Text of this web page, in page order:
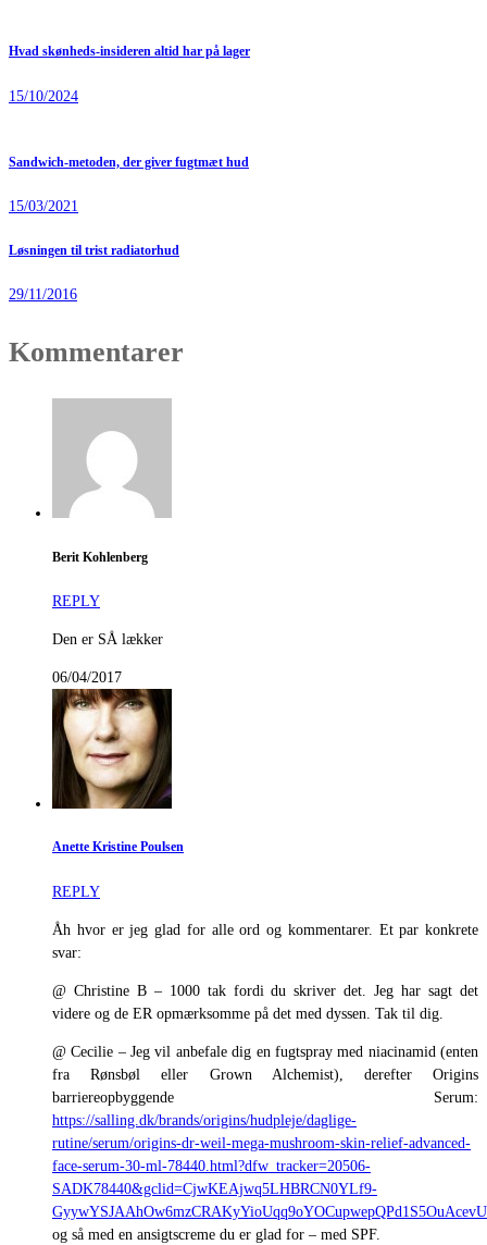
Hvad skønheds-insideren altid har på lager
15/10/2024
Sandwich-metoden, der giver fugtmæt hud
15/03/2021
Løsningen til trist radiatorhud
29/11/2016
Kommentarer
Berit Kohlenberg
REPLY
Den er SÅ lækker
06/04/2017
Anette Kristine Poulsen
REPLY
Åh hvor er jeg glad for alle ord og kommentarer. Et par konkrete
svar:
@ Christine B – 1000 tak fordi du skriver det. Jeg har sagt det
videre og de ER opmærksomme på det med dyssen. Tak til dig.
@ Cecilie – Jeg vil anbefale dig en fugtspray med niacinamid (enten
fra Rønsbøl eller Grown Alchemist), derefter Origins
barriereopbyggende Serum:
https://salling.dk/brands/origins/hudpleje/daglige-
rutine/serum/origins-dr-weil-mega-mushroom-skin-relief-advanced-
face-serum-30-ml-78440.html?dfw_tracker=20506-
SADK78440&gclid=CjwKEAjwq5LHBRCN0YLf9-
og så med en ansigtscreme du er glad for – med SPF.